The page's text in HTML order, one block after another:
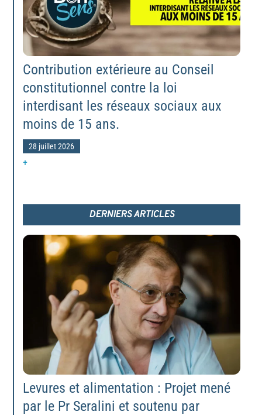
Contribution extérieure au Conseil
constitutionnel contre la loi
interdisant les réseaux sociaux aux
moins de 15 ans.
28 juillet 2026
+
DERNIERS ARTICLES
Levures et alimentation : Projet mené
par le Pr Seralini et soutenu par